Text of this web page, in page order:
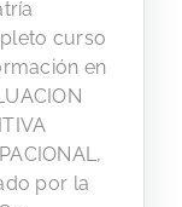
curso
en
por la